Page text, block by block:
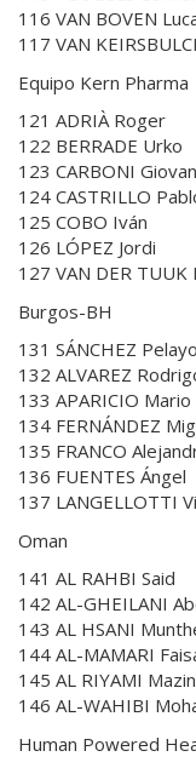
116 VAN BOVEN
117 VAN
Equipo Kern Pharma
121 ADRIÀ Roger
122 BERRADE Urko
123 CARBONI
124 CASTRILLO
125 COBO Iván
126 LÓPEZ Jordi
127 VAN DER TUUK
Burgos-BH
131 SÁNCHEZ Pelayo
132 ALVAREZ
133 APARICIO Mario
134 FERNÁNDEZ
135 FRANCO
136 FUENTES Ángel
137 LANGELLOTTI
Oman
141 AL RAHBI Said
142 AL-GHEILANI
143 AL HSANI
144 AL-MAMARI
145 AL RIYAMI Mazin
146 AL-WAHIBI
Human Powered